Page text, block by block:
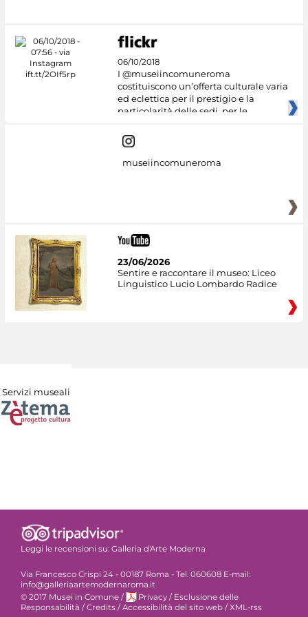
06/10/2018
I @museiincomuneroma
costituiscono un’offerta culturale varia
ed eclettica per il prestigio e la
particolarità delle sedi, per le
museiincomuneroma
23/06/2026
Sentire e raccontare il museo: Liceo
Linguistico Lucio Lombardo Radice
Servizi museali
Leggi le recensioni su: Galleria d'Arte Moderna
Via Francesco Crispi 24 - 00187 Roma - Tel. 060608 E-mail:
info@galleriaartemodernaroma.it
© 2017 Musei in Comune / Privacy / Esclusione delle
Responsabilità /Credits /Accessibilità del sito web /XML-rss